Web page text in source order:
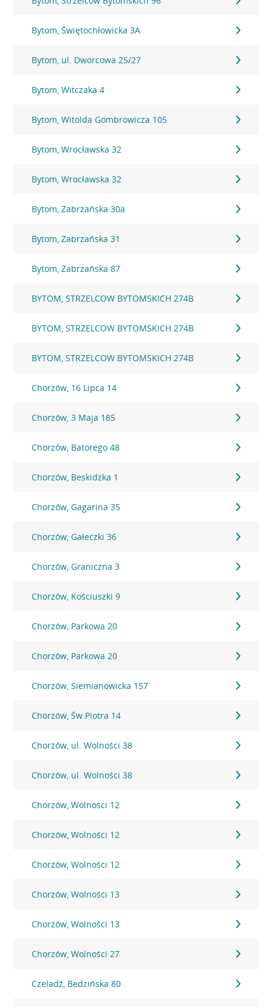
Bytom, Świętochłowicka 3A
Bytom, ul. Dworcowa 25/27
Bytom, Witczaka 4
Bytom, Witolda Gombrowicza 105
Bytom, Wrocławska 32
Bytom, Wrocławska 32
Bytom, Zabrzańska 30a
Bytom, Zabrzańska 31
Bytom, Zabrzańska 87
BYTOM, STRZELCOW BYTOMSKICH 274B
BYTOM, STRZELCOW BYTOMSKICH 274B
BYTOM, STRZELCOW BYTOMSKICH 274B
Chorzów, 16 Lipca 14
Chorzów, 3 Maja 185
Chorzów, Batorego 48
Chorzów, Beskidzka 1
Chorzów, Gagarina 35
Chorzów, Gałeczki 36
Chorzów, Graniczna 3
Chorzów, Kościuszki 9
Chorzów, Parkowa 20
Chorzów, Parkowa 20
Chorzów, Siemianowicka 157
Chorzów, Św.Piotra 14
Chorzów, ul. Wolności 38
Chorzów, ul. Wolności 38
Chorzów, Wolności 12
Chorzów, Wolności 12
Chorzów, Wolności 12
Chorzów, Wolności 13
Chorzów, Wolności 13
Chorzów, Wolności 27
Czeladź, Bedzińska 80